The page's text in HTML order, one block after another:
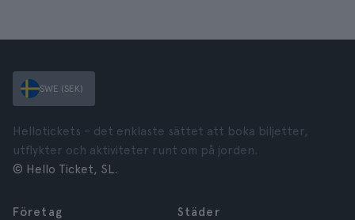
SWE (SEK)
Hellotickets – det enklaste sättet att boka biljetter,
utflykter och aktiviteter runt om på jorden.
© Hello Ticket, SL.
Företag
Städer